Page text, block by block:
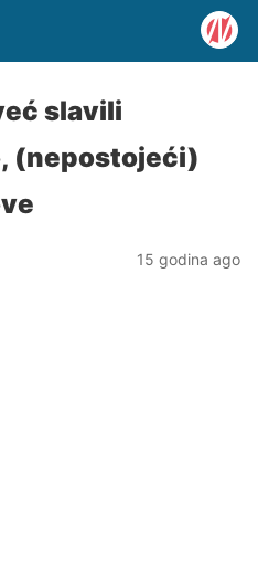
slavili
(nepostojeći)
15 godina ago